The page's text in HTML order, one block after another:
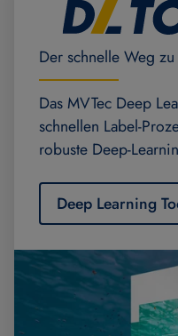
Der schnelle Weg
Das MVTec Deep
schnellen Label-
robuste Deep-
Deep Learning